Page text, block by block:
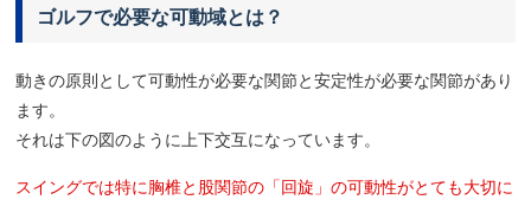
ゴルフで必要な可動域とは？
動きの原則として可動性が必要な関節と安定性が必要な関節があり
ます。
それは下の図のように上下交互になっています。
スイングでは特に胸椎と股関節の「回旋」の可動性がとても大切に